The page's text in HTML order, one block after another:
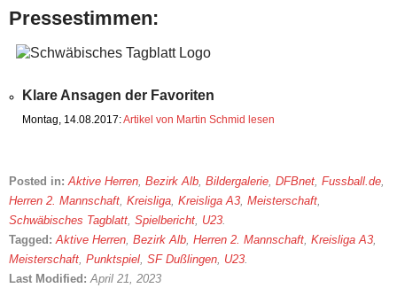
Pressestimmen:
Klare Ansagen der Favoriten
Montag, 14.08.2017:Artikel von Martin Schmid lesen
Posted in: Aktive Herren Bezirk Alb Bildergalerie DFBnet Fussball.de
Herren 2. Mannschaft Kreisliga Kreisliga A3 Meisterschaft
Schwäbisches Tagblatt Spielbericht U23
Tagged: Aktive Herren Bezirk Alb Herren 2. Mannschaft Kreisliga A3
Meisterschaft Punktspiel SF Dußlingen U23
Last Modified: April 21, 2023